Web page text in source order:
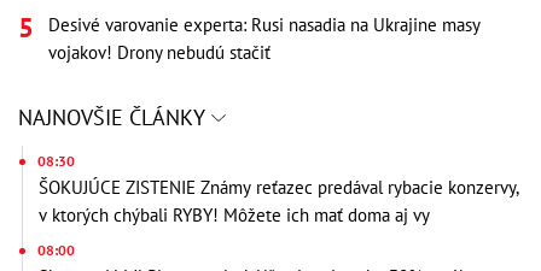
Desivé varovanie experta: Rusi nasadia na Ukrajine masy
vojakov! Drony nebudú stačiť
NAJNOVŠIE ČLÁNKY
08:30
ŠOKUJÚCE ZISTENIE Známy reťazec predával rybacie konzervy,
v ktorých chýbali RYBY! Môžete ich mať doma aj vy
08:00